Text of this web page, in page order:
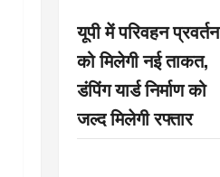
यूपी में परिवहन प्रवर्तन
को मिलेगी नई ताकत,
डंपिंग यार्ड निर्माण को
जल्द मिलेगी रफ्तार